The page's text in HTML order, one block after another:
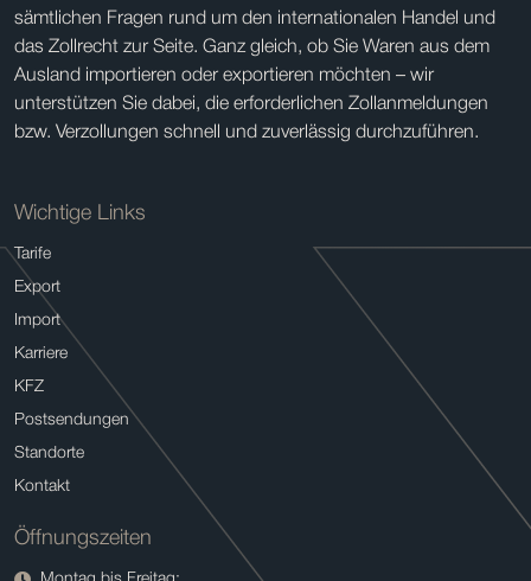
sämtlichen Fragen rund um den internationalen Handel und
das Zollrecht zur Seite. Ganz gleich, ob Sie Waren aus dem
Ausland importieren oder exportieren möchten – wir
unterstützen Sie dabei, die erforderlichen Zollanmeldungen
bzw. Verzollungen schnell und zuverlässig durchzuführen.
Wichtige Links
Tarife
Export
Import
Karriere
KFZ
Postsendungen
Standorte
Kontakt
Öffnungszeiten